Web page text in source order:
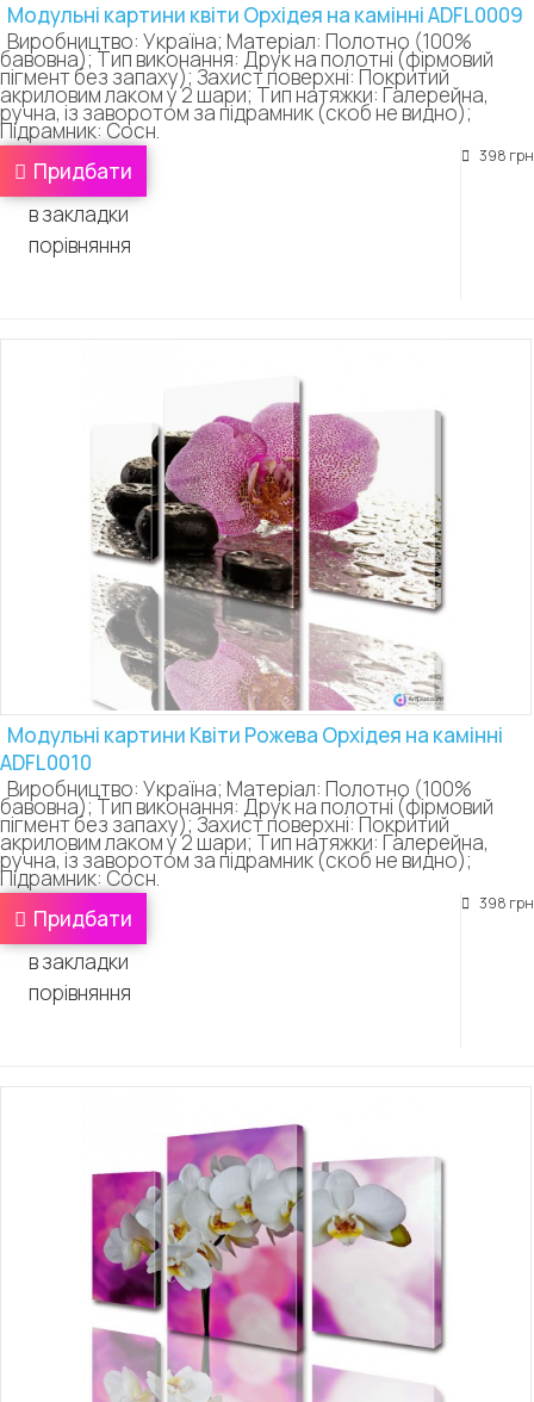
Модульні картини квіти Орхідея на камінні ADFL0009
Виробництво: Україна; Матеріал: Полотно (100%
бавовна); Тип виконання: Друк на полотні (фірмовий
пігмент без запаху); Захист поверхні: Покритий
акриловим лаком у 2 шари; Тип натяжки: Галерейна,
ручна, із заворотом за підрамник (скоб не видно);
Підрамник: Сосн.
398 грн
Придбати
в закладки
порівняння
Модульні картини Квіти Рожева Орхідея на камінні
ADFL0010
Виробництво: Україна; Матеріал: Полотно (100%
бавовна); Тип виконання: Друк на полотні (фірмовий
пігмент без запаху); Захист поверхні: Покритий
акриловим лаком у 2 шари; Тип натяжки: Галерейна,
ручна, із заворотом за підрамник (скоб не видно);
Підрамник: Сосн.
398 грн
Придбати
в закладки
порівняння